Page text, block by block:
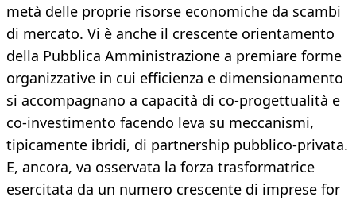
metà delle proprie risorse economiche da scambi
di mercato. Vi è anche il crescente orientamento
della Pubblica Amministrazione a premiare forme
organizzative in cui efficienza e dimensionamento
si accompagnano a capacità di co-progettualità e
co-investimento facendo leva su meccanismi,
tipicamente ibridi, di partnership pubblico-privata.
E, ancora, va osservata la forza trasformatrice
esercitata da un numero crescente di imprese for